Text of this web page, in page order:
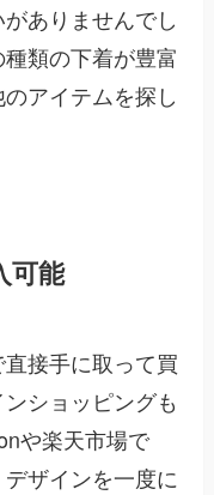
ありませんでし
類の下着が豊富
アイテムを探し
可能
接手に取って買
ショッピングも
や楽天市場で
ザインを一度に